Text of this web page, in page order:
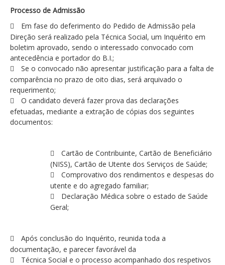
Processo de Admissão
Em fase do deferimento do Pedido de Admissão pela
Direção será realizado pela Técnica Social, um Inquérito em
boletim aprovado, sendo o interessado convocado com
antecedência e portador do B.I.;
Se o convocado não apresentar justificação para a falta de
comparência no prazo de oito dias, será arquivado o
requerimento;
O candidato deverá fazer prova das declarações
efetuadas, mediante a extração de cópias dos seguintes
documentos:
Cartão de Contribuinte, Cartão de Beneficiário
(NISS), Cartão de Utente dos Serviços de Saúde;
Comprovativo dos rendimentos e despesas do
utente e do agregado familiar;
Declaração Médica sobre o estado de Saúde
Geral;
Após conclusão do Inquérito, reunida toda a
documentação, e parecer favorável da
Técnica Social e o processo acompanhado dos respetivos